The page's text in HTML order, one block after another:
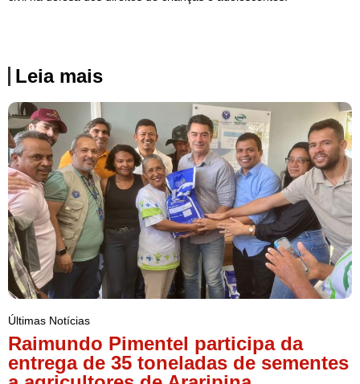
Leia mais
Últimas Notícias
Raimundo Pimentel participa da
entrega de 35 toneladas de sementes